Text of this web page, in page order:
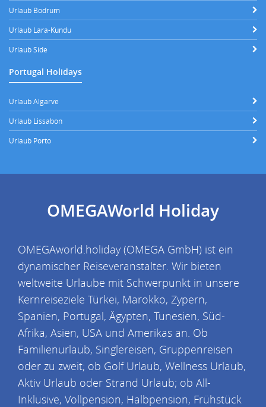
Urlaub Bodrum
Urlaub Lara-Kundu
Urlaub Side
Portugal Holidays
Urlaub Algarve
Urlaub Lissabon
Urlaub Porto
OMEGAWorld Holiday
OMEGAworld.holiday (OMEGA GmbH) ist ein
dynamischer Reiseveranstalter. Wir bieten
weltweite Urlaube mit Schwerpunkt in unsere
Kernreiseziele Türkei, Marokko, Zypern,
Spanien, Portugal, Ägypten, Tunesien, Süd-
Afrika, Asien, USA und Amerikas an. Ob
Familienurlaub, Singlereisen, Gruppenreisen
oder zu zweit; ob Golf Urlaub, Wellness Urlaub,
Aktiv Urlaub oder Strand Urlaub; ob All-
Inklusive, Vollpension, Halbpension, Frühstück